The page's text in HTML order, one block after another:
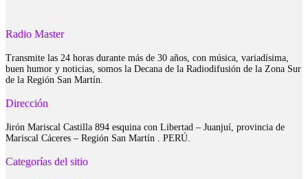
Radio Master
Transmite las 24 horas durante más de 30 años, con música, variadísima,
buen humor y noticias, somos la Decana de la Radiodifusión de la Zona Sur
de la Región San Martín.
Dirección
Jirón Mariscal Castilla 894 esquina con Libertad – Juanjuí, provincia de
Mariscal Cáceres – Región San Martín . PERÚ.
Categorías del sitio